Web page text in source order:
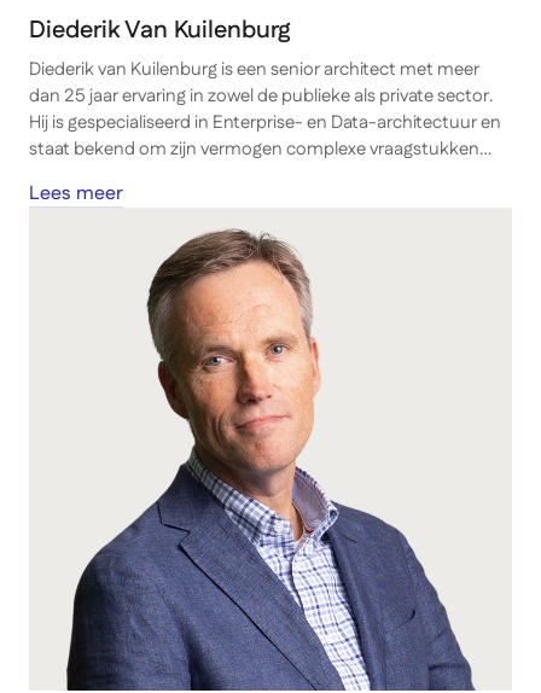
Diederik Van Kuilenburg
Diederik van Kuilenburg is een senior architect met meer
dan 25 jaar ervaring in zowel de publieke als private sector.
Hij is gespecialiseerd in Enterprise- en Data-architectuur en
staat bekend om zijn vermogen complexe vraagstukken
ligt in het verbinden van business en IT, waarbij hij optreedt
als gesprekspartner op zowel directieniveau als binnen
Lees meer